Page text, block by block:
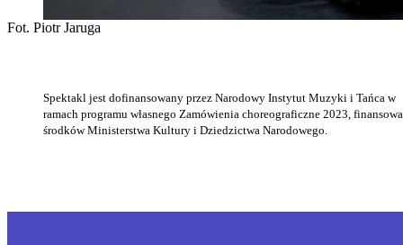
Fot. Piotr Jaruga
Spektakl jest dofinansowany przez Narodowy Instytut Muzyki i Tańca w
ramach programu własnego Zamówienia choreograficzne 2023,
środków Ministerstwa Kultury i Dziedzictwa Narodowego.